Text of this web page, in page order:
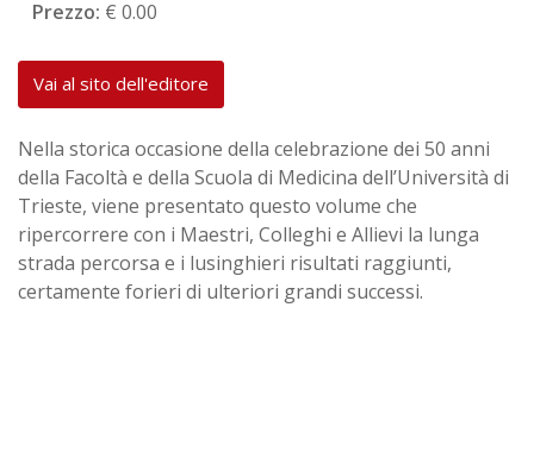
Prezzo: € 0.00
Vai al sito dell'editore
Nella storica occasione della celebrazione dei 50 anni
della Facoltà e della Scuola di Medicina dell’Università di
Trieste, viene presentato questo volume che
ripercorrere con i Maestri, Colleghi e Allievi la lunga
strada percorsa e i lusinghieri risultati raggiunti,
certamente forieri di ulteriori grandi successi.